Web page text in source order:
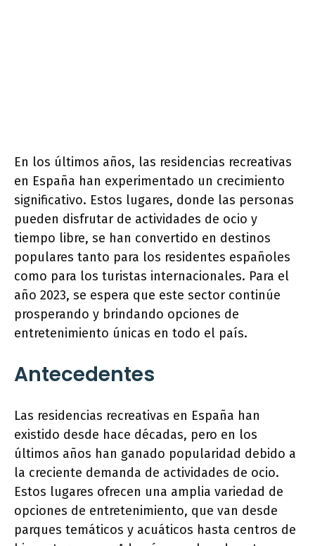
En los últimos años, las residencias recreativas
en España han experimentado un crecimiento
significativo. Estos lugares, donde las personas
pueden disfrutar de actividades de ocio y
tiempo libre, se han convertido en destinos
populares tanto para los residentes españoles
como para los turistas internacionales. Para el
año 2023, se espera que este sector continúe
prosperando y brindando opciones de
entretenimiento únicas en todo el país.
Antecedentes
Las residencias recreativas en España han
existido desde hace décadas, pero en los
últimos años han ganado popularidad debido a
la creciente demanda de actividades de ocio.
Estos lugares ofrecen una amplia variedad de
opciones de entretenimiento, que van desde
parques temáticos y acuáticos hasta centros de